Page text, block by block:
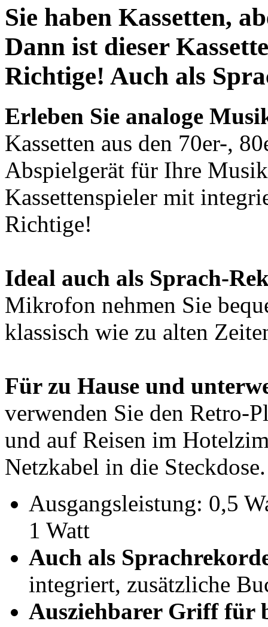
Sie haben Kassetten,
Dann ist dieser
Richtige! Auch als
Erleben Sie analoge
Kassetten aus den 70er-,
Abspielgerät für Ihre
Kassettenspieler mit
Richtige!
Ideal auch als Sprach-
Mikrofon nehmen Sie
klassisch wie zu alten
Für zu Hause und
verwenden Sie den Retro-
und auf Reisen im
Netzkabel in die Steckdose.
Ausgangsleistung: 0,5
1 Watt
Auch als
integriert, zusätzliche
Ausziehbarer Griff für